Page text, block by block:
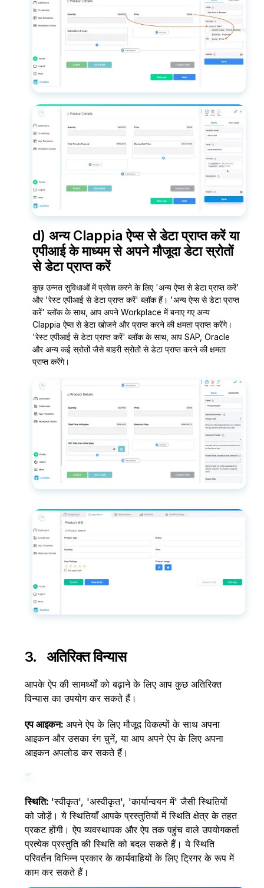
d) अन्य Clappia ऐप्स से डेटा प्राप्त करें या
एपीआई के माध्यम से अपने मौजूदा डेटा स्रोतों
से डेटा प्राप्त करें
कुछ उन्नत सुविधाओं में प्रवेश करने के लिए 'अन्य ऐप्स से डेटा प्राप्त करें'
और 'रेस्ट एपीआई से डेटा प्राप्त करें' ब्लॉक हैं। 'अन्य ऐप्स से डेटा प्राप्त
करें' ब्लॉक के साथ, आप अपने Workplace में बनाए गए अन्य
Clappia ऐप्स से डेटा खोजने और प्राप्त करने की क्षमता प्राप्त करेंगे।
'रेस्ट एपीआई से डेटा प्राप्त करें' ब्लॉक के साथ, आप SAP, Oracle
और अन्य कई स्रोतों जैसे बाहरी स्रोतों से डेटा प्राप्त करने की क्षमता
प्राप्त करेंगे।
3. अतिरिक्त विन्यास
आपके ऐप की सामर्थ्यों को बढ़ाने के लिए आप कुछ अतिरिक्त
विन्यास का उपयोग कर सकते हैं।
एप आइकन: अपने ऐप के लिए मौजूद विकल्पों के साथ अपना
आइकन और उसका रंग चुनें, या आप अपने ऐप के लिए अपना
आइकन अपलोड कर सकते हैं।
स्थिति: 'स्वीकृत', 'अस्वीकृत', 'कार्यान्वयन में' जैसी स्थितियों
को जोड़ें। ये स्थितियाँ आपके प्रस्तुतियों में स्थिति क्षेत्र के तहत
प्रकट होंगी। ऐप व्यवस्थापक और ऐप तक पहुंच वाले उपयोगकर्ता
प्रत्येक प्रस्तुति की स्थिति को बदल सकते हैं। ये स्थिति
परिवर्तन विभिन्न प्रकार के कार्यवाहियों के लिए ट्रिगर के रूप में
काम कर सकते हैं।